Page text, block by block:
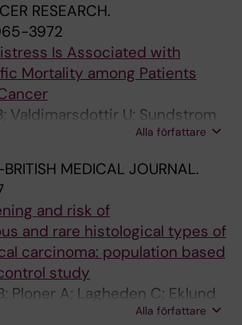
RESEARCH.
3972
Is Associated with
Mortality among Patients
Valdimarsdottir U; Sundstrom
Alla författare
MEDICAL JOURNAL.
and risk of
and rare histological types of
carcinoma: population based
study
Ploner A; Lagheden C; Eklund
J; Fang F; Dillner J;Alla författare